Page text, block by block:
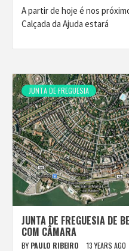
A partir de hoje é nos
Calçada da Ajuda estará
JUNTA DE FREGUESIA
JUNTA DE FREGUESIA DE
COM CÂMARA
BY PAULO RIBEIRO 13 YEARS AGO